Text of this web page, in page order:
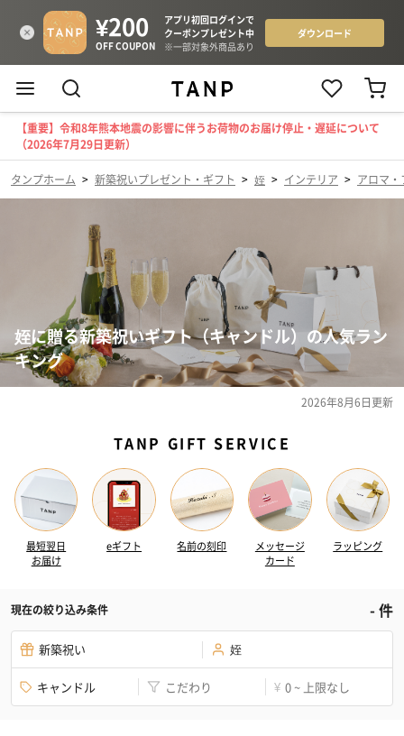
【重要】令和8年熊本地震の影響に伴うお荷物のお届け停止・遅延について
（2026年7月29日更新）
タンプホーム > 新築祝いプレゼント・ギフト > 姪 > インテリア > アロマ
姪に贈る新築祝いギフト（キャンドル）の人気ラン
キング
2026年8月6日更新
TANP GIFT SERVICE
最短翌日
お届け
eギフト 名前の刻印
メッセージ
カード
ラッピング
現在の絞り込み条件 -件
新築祝い 姪
キャンドル こだわり ¥ 0 ~ 上限なし